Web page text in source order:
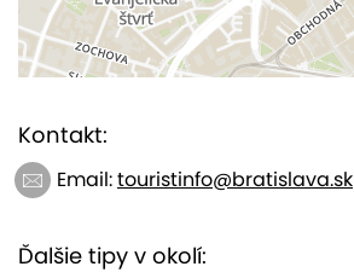
Kontakt:
Email:touristinfo@bratislava.sk
Ďalšie tipy v okolí: